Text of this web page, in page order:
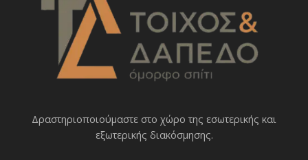
Δραστηριοποιoύμαστε στο χώρο της εσωτερικής και
εξωτερικής διακόσμησης.